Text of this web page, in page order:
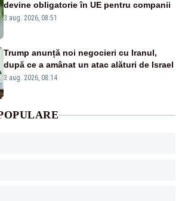
devine obligatorie în UE pentru companii
3 aug. 2026, 08:51
Trump anunță noi negocieri cu Iranul,
după ce a amânat un atac alături de Israel
3 aug. 2026, 08:14